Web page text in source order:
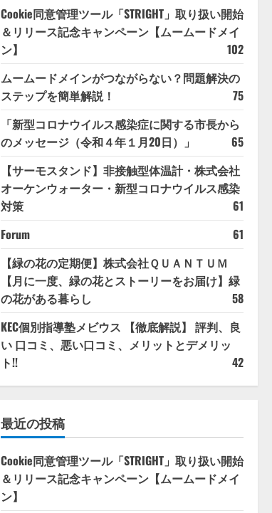
Cookie同意管理ツール「STRIGHT」取り扱い開始
＆リリース記念キャンペーン【ムームードメイ
ン】
102
ムームードメインがつながらない？問題解決の
ステップを簡単解説！
75
「新型コロナウイルス感染症に関する市長から
のメッセージ（令和４年１月20日）」
65
【サーモスタンド】非接触型体温計・株式会社
オーケンウォーター・新型コロナウイルス感染
対策
61
Forum
61
【緑の花の定期便】株式会社ＱＵＡＮＴＵＭ
【月に一度、緑の花とストーリーをお届け】緑
の花がある暮らし
58
KEC個別指導塾メビウス 【徹底解説】 評判、良
い 口コミ、悪い口コミ、メリットとデメリッ
ト!!
42
最近の投稿
Cookie同意管理ツール「STRIGHT」取り扱い開始
＆リリース記念キャンペーン【ムームードメイ
ン】